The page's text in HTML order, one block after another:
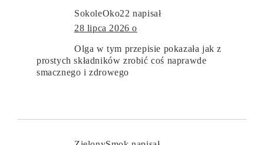
SokoleOko22 napisał
28 lipca 2026 o
Olga w tym przepisie pokazała jak z
prostych składników zrobić coś naprawde
smacznego i zdrowego